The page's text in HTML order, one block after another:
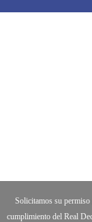
Solicitamos su permiso
cumplimiento del Real